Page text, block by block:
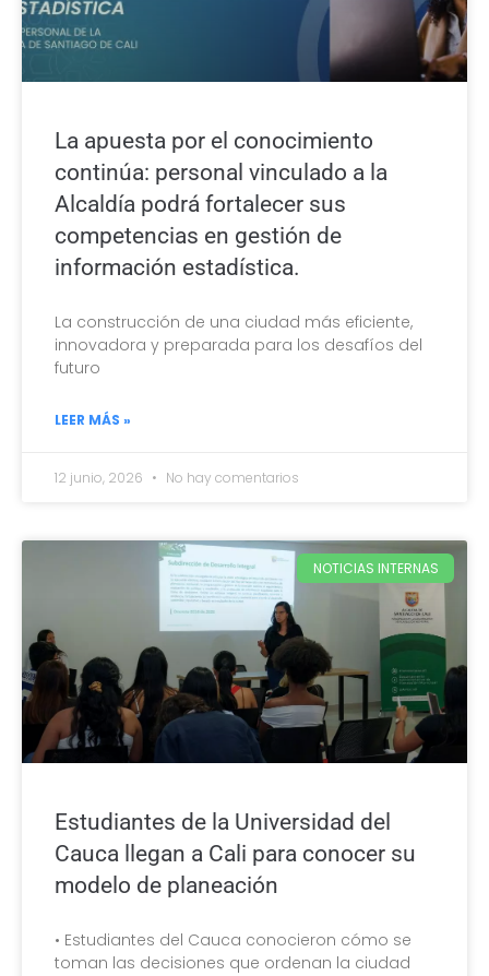
La apuesta por el conocimiento
continúa: personal vinculado a la
Alcaldía podrá fortalecer sus
competencias en gestión de
información estadística.
La construcción de una ciudad más eficiente,
innovadora y preparada para los desafíos del
futuro
LEER MÁS »
12 junio, 2026 No hay comentarios
NOTICIAS INTERNAS
Estudiantes de la Universidad del
Cauca llegan a Cali para conocer su
modelo de planeación
• Estudiantes del Cauca conocieron cómo se
toman las decisiones que ordenan la ciudad